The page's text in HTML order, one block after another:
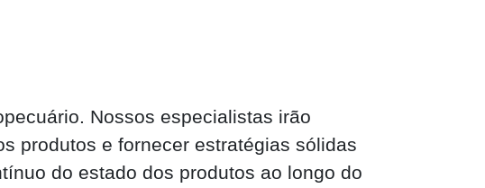
Nossos especialistas irão
produtos e fornecer estratégias sólidas
do estado dos produtos ao longo do